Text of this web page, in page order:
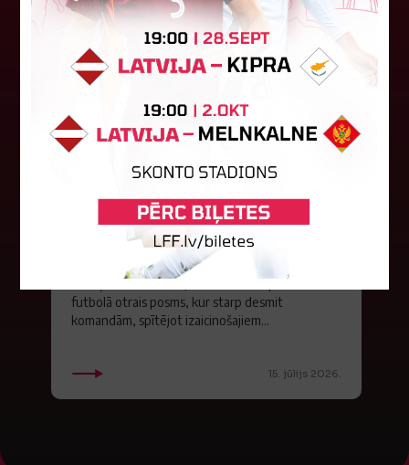
Spītējot laikapstākļiem, otrajā
posmā triumfē BFS "Atlas"
Iepriekšējā nedēļas nogalē Majoru pludmalē
risinājās tradicionālā Jūrmalas kausa pludmales
futbolā otrais posms, kur starp desmit
komandām, spītējot izaicinošajiem...
15. jūlijs 2026.